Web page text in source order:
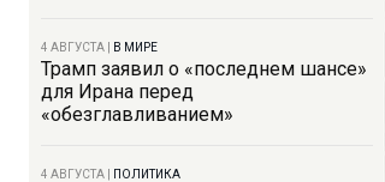
4 АВГУСТА В МИРЕ
Трамп заявил о «последнем шансе»
для Ирана перед
«обезглавливанием»
4 АВГУСТА ПОЛИТИКА